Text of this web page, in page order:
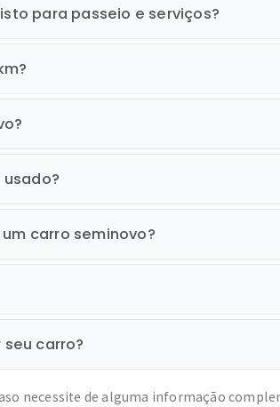
para passeio e serviços?
carro seminovo?
carro?
necessite de alguma informação